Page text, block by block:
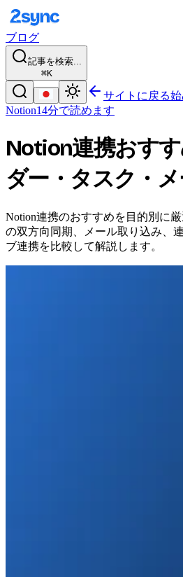
ブログ
記事を検索...
⌘K
サイトに戻る
Notion14分で読めます
Notion連携おす
ダー・タスク・
Notion連携のおすすめを目的別に
の双方向同期、メール取り込み、
ブ連携を比較して解説します。